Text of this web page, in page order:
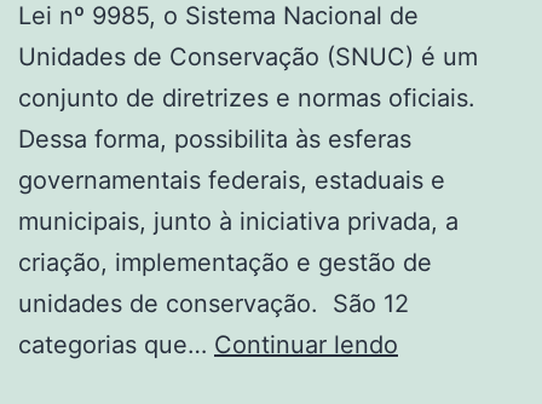
Lei nº 9985, o Sistema Nacional de
Unidades de Conservação (SNUC) é um
conjunto de diretrizes e normas oficiais.
Dessa forma, possibilita às esferas
governamentais federais, estaduais e
municipais, junto à iniciativa privada, a
criação, implementação e gestão de
unidades de conservação. São 12
categorias que… Continuar lendo